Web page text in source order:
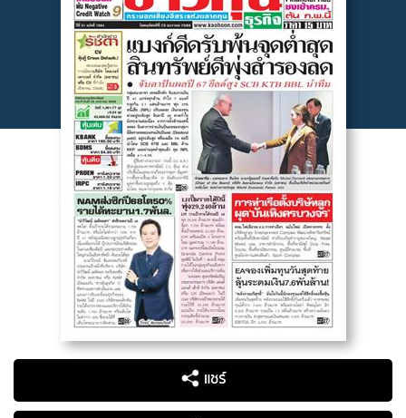
แชร์